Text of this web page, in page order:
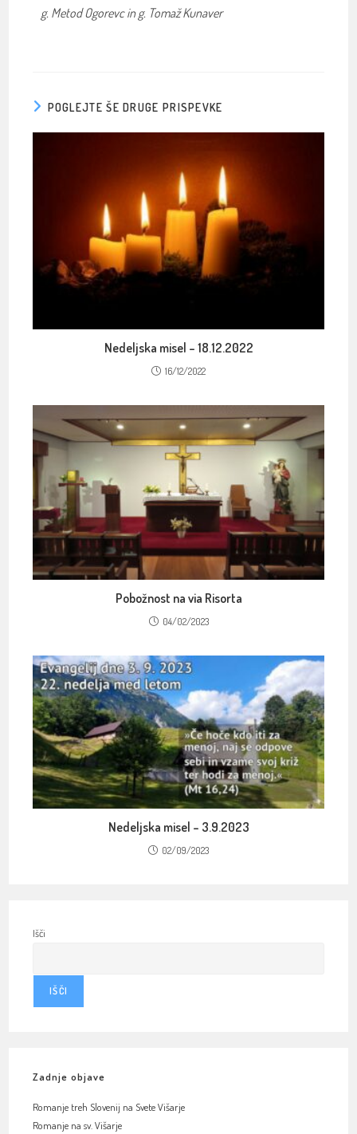
g. Metod Ogorevc in g. Tomaž Kunaver
POGLEJTE ŠE DRUGE PRISPEVKE
Nedeljska misel – 18.12.2022
16/12/2022
Pobožnost na via Risorta
04/02/2023
Nedeljska misel – 3.9.2023
02/09/2023
Išči
IŠČI
Zadnje objave
Romanje treh Slovenij na Svete Višarje
Romanje na sv. Višarje